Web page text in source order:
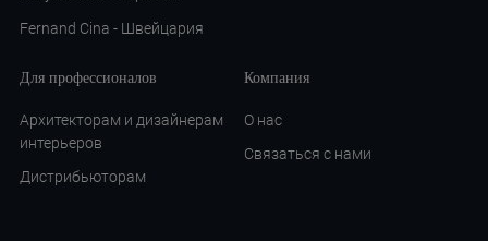
Fernand Cina - Швейцария
Для профессионалов
Архитекторам и дизайнерам
интерьеров
Дистрибьюторам
Компания
О нас
Связаться с нами